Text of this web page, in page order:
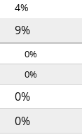
4%
9%
0%
0%
0%
0%